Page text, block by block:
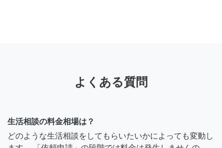
よくある質問
生活相談の料金相場は？
どのような生活相談をしてもらいたいかによっても変動し